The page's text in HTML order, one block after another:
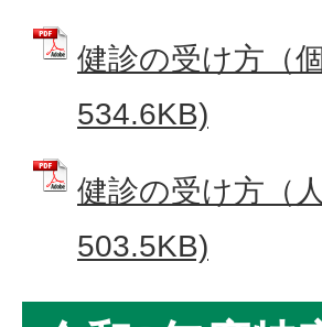
健診の受け方（
534.6KB)
健診の受け方（
503.5KB)